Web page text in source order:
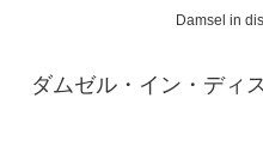
Damsel in
ダムゼル・イン・ディ